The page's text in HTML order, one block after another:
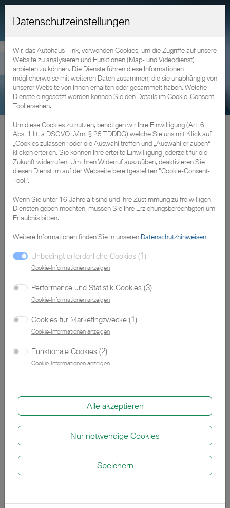
Fahrzeuge » Gebraucht- & Vorführwagen
Freude am Fahren erleben mit unseren BMW
Neuwagen.
Sie wollen ein Fahrzeug testen?
Sehr gerne! Buchen Sie sich eine Probefahrt.
Kontaktieren Sie uns! Täglich gibt es neue
Jahreswagen in unserem BMW Pool.
Zu unseren Neuwagen
Probefahrt vereinbaren
Datenschutzeinstellungen
Wir, das Autohaus Fink, verwenden Cookies, um die Zugriffe auf unsere
Website zu analysieren und Funktionen (Map- und Videodienst)
anbieten zu können. Die Dienste führen diese Informationen
möglicherweise mit weiteren Daten zusammen, die sie unabhängig von
unserer Website von Ihnen erhalten oder gesammelt haben. Welche
Dienste eingesetzt werden können Sie den Details im Cookie-Consent-
Tool ersehen.
Um diese Cookies zu nutzen, benötigen wir Ihre Einwilligung (Art. 6
Abs. 1 lit. a DSGVO i.V.m. § 25 TDDDG) welche Sie uns mit Klick auf
„Cookies zulassen“ oder die Auswahl treffen und „Auswahl erlauben“
klicken erteilen. Sie können Ihre erteilte Einwilligung jederzeit für die
Zukunft widerrufen. Um Ihren Widerruf auszuüben, deaktivieren Sie
diesen Dienst im auf der Webseite bereitgestellten "Cookie-Consent-
Tool".
Wenn Sie unter 16 Jahre alt sind und Ihre Zustimmung zu freiwilligen
Diensten geben möchten, müssen Sie Ihre Erziehungsberechtigten um
Erlaubnis bitten.
Weitere Informationen finden Sie in unseren Datenschutzhinweisen.
Unbedingt erforderliche Cookies (1)
Cookie-Informationen anzeigen
Performance und Statistik Cookies (3)
Cookie-Informationen anzeigen
Cookies für Marketingzwecke (1)
Cookie-Informationen anzeigen
Funktionale Cookies (2)
Cookie-Informationen anzeigen
Alle akzeptieren
Nur notwendige Cookies
Speichern